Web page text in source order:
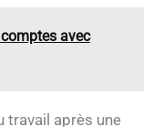
avec
travail après une